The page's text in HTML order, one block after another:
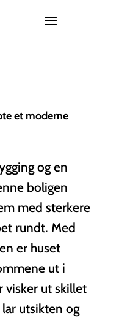
et moderne
og en
boligen
med sterkere
rundt. Med
er huset
ut i
visker ut skillet
utsikten og